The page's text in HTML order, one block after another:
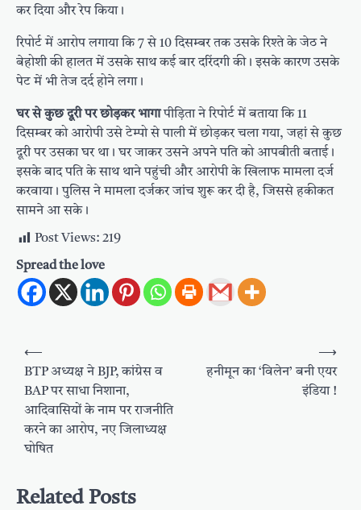
कर दिया और रेप किया।
रिपोर्ट में आरोप लगाया कि 7 से 10 दिसम्बर तक उसके रिश्ते के जेठ ने
बेहोशी की हालत में उसके साथ कई बार दरिंदगी की। इसके कारण उसके
पेट में भी तेज दर्द होने लगा।
घर से कुछ दूरी पर छोड़कर भागापीड़िता ने रिपोर्ट में बताया कि 11
दिसम्बर को आरोपी उसे टेम्पो से पाली में छोड़कर चला गया, जहां से कुछ
दूरी पर उसका घर था। घर जाकर उसने अपने पति को आपबीती बताई।
इसके बाद पति के साथ थाने पहुंची और आरोपी के खिलाफ मामला दर्ज
करवाया। पुलिस ने मामला दर्जकर जांच शुरू कर दी है, जिससे हकीकत
सामने आ सके।
Post Views: 219
Spread the love
Post
navigation
⟵
BTP अध्यक्ष ने BJP, कांग्रेस व
BAP पर साधा निशाना,
आदिवासियों के नाम पर राजनीति
करने का आरोप, नए जिलाध्यक्ष
घोषित
हनीमून का ‘विलेन’ बनी एयर
इंडिया !
⟶
Related Posts